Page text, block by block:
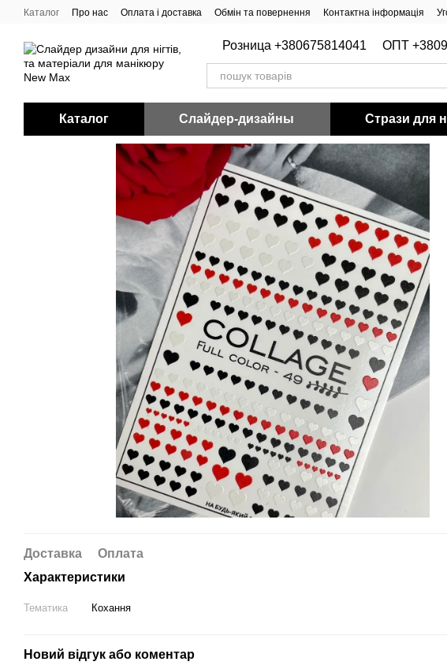
Перейти до основного контенту
Каталог Про нас Оплата і доставка Обмін та повернення Контактна інформація
Розница +380675814041 ОПТ
Каталог Слайдер-дизайны Стрази для
Доставка
Оплата
Характеристики
Тематика Кохання
Новий відгук або коментар